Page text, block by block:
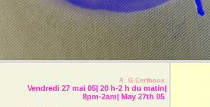
A. G.Certhoux
Vendredi 27 mai 05| 20 h-2 h du matin|
8pm-2am| May 27th 05